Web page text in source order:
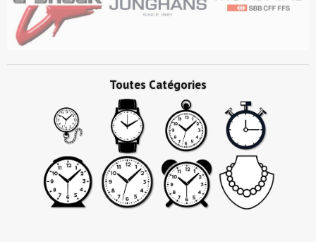
Toutes Catégories